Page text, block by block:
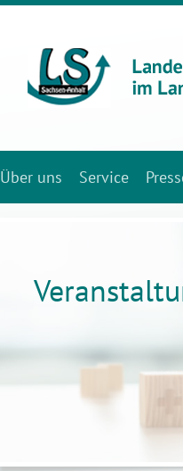
Über uns Service